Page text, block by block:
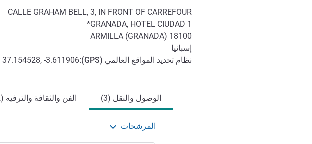
CALLE GRAHAM BELL, 3, IN FRONT OF CARREFOUR
GRANADA, HOTEL CIUDAD 1*
18100
ARMILLA (GRANADA)
إسبانيا
نظام تحديد المواقع العالمي (GPS
):
37.154528, -3.611906
الوصول والنقل (3) الفن والثقافة والترفيه (12)
المرشحات